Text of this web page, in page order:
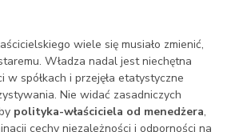
wiele się musiało zmienić,
Władza nadal jest niechętna
spółkach i przejęła etatystyczne
Nie widać zasadniczych
polityka-właściciela od menedżera,
cechy niezależności i odporności na